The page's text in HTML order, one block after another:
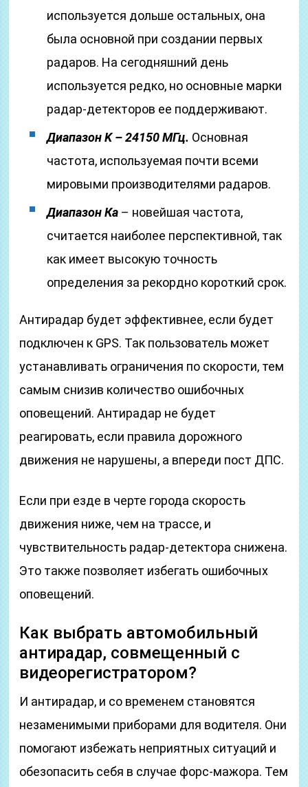
используется дольше остальных, она
была основной при создании первых
радаров. На сегодняшний день
используется редко, но основные марки
радар-детекторов ее поддерживают.
Диапазон K – 24150 МГц. Основная
частота, используемая почти всеми
мировыми производителями радаров.
Диапазон Ка – новейшая частота,
считается наиболее перспективной, так
как имеет высокую точность
определения за рекордно короткий срок.
Антирадар будет эффективнее, если будет
подключен к GPS. Так пользователь может
устанавливать ограничения по скорости, тем
самым снизив количество ошибочных
оповещений. Антирадар не будет
реагировать, если правила дорожного
движения не нарушены, а впереди пост ДПС.
Если при езде в черте города скорость
движения ниже, чем на трассе, и
чувствительность радар-детектора снижена.
Это также позволяет избегать ошибочных
оповещений.
Как выбрать автомобильный
антирадар, совмещенный с
видеорегистратором?
И антирадар, и со временем становятся
незаменимыми приборами для водителя. Они
помогают избежать неприятных ситуаций и
обезопасить себя в случае форс-мажора. Тем